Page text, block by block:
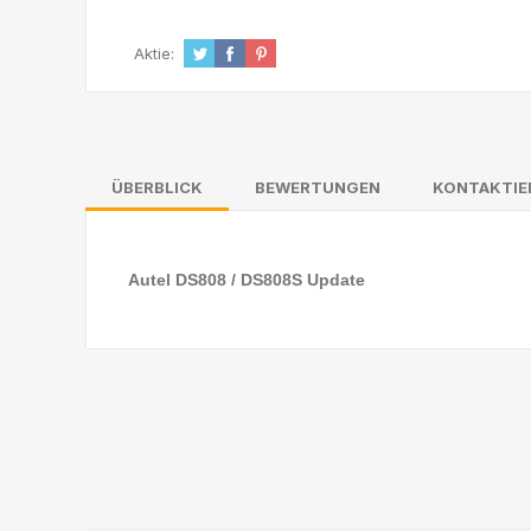
Aktie:
ÜBERBLICK BEWERTUNGEN
Autel DS808 / DS808S Update